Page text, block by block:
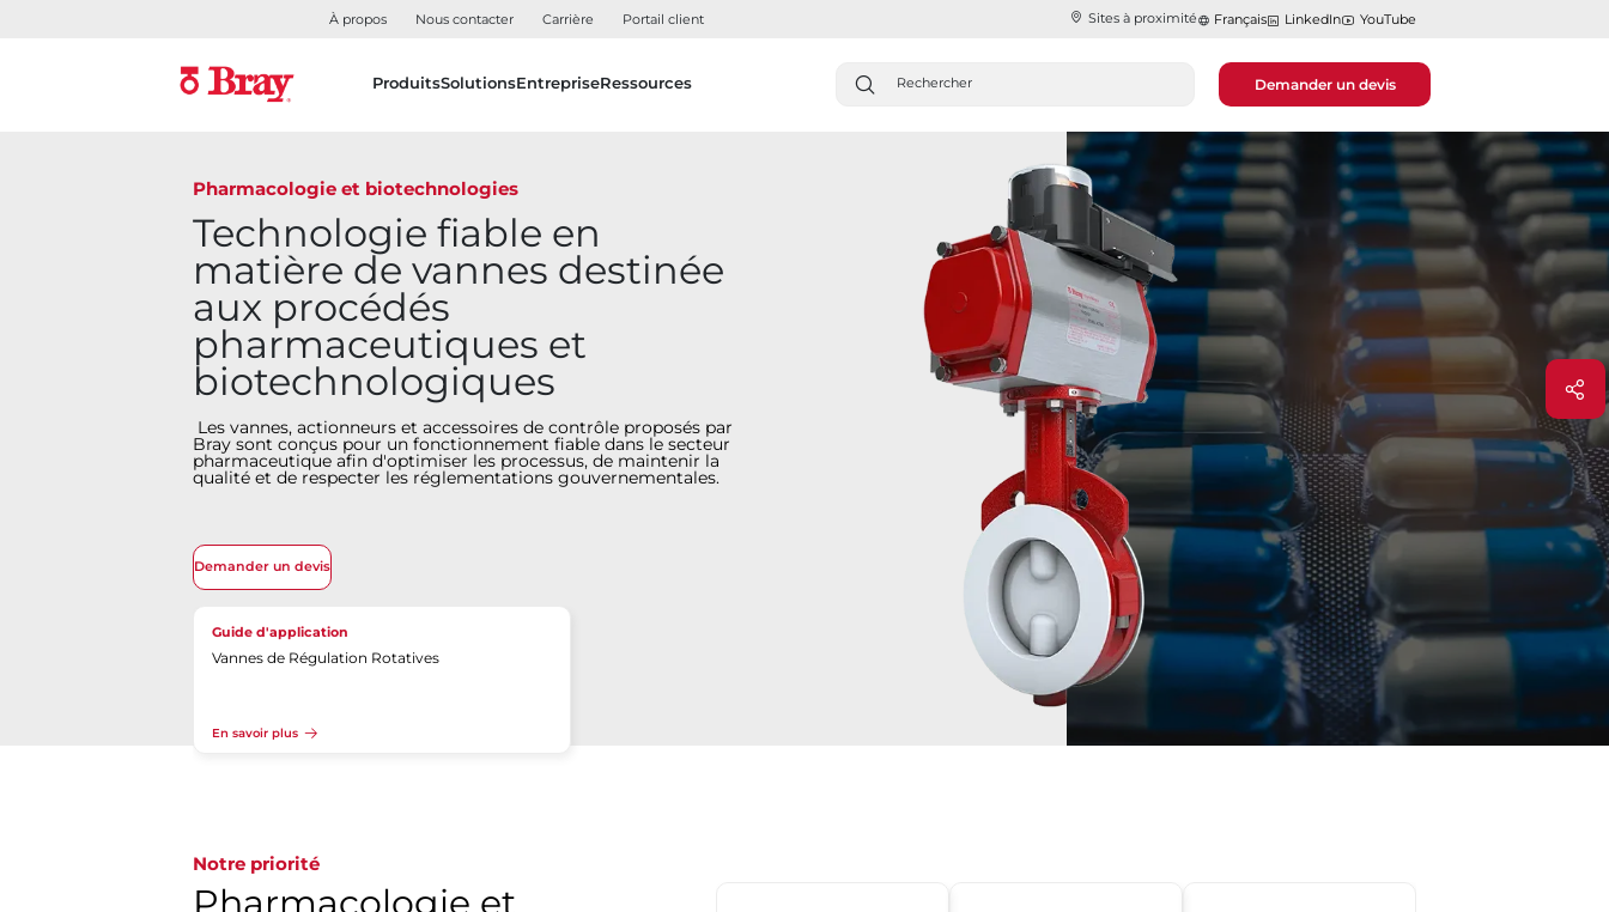
À propos Nous contacter Carrière Portail client Sites à proximité Français LinkedIn YouTube
ProduitsSolutionsEntrepriseRessources Demander un devis
Pharmacologie et biotechnologies
Technologie fiable en
matière de vannes destinée
aux procédés
pharmaceutiques et
biotechnologiques
Les vannes, actionneurs et accessoires de contrôle proposés par
Bray sont conçus pour un fonctionnement fiable dans le secteur
pharmaceutique afin d'optimiser les processus, de maintenir la
qualité et de respecter les réglementations gouvernementales.
Demander un devis
Guide d'application
Vannes de Régulation Rotatives
En savoir plus
Notre priorité
Pharmacologie et